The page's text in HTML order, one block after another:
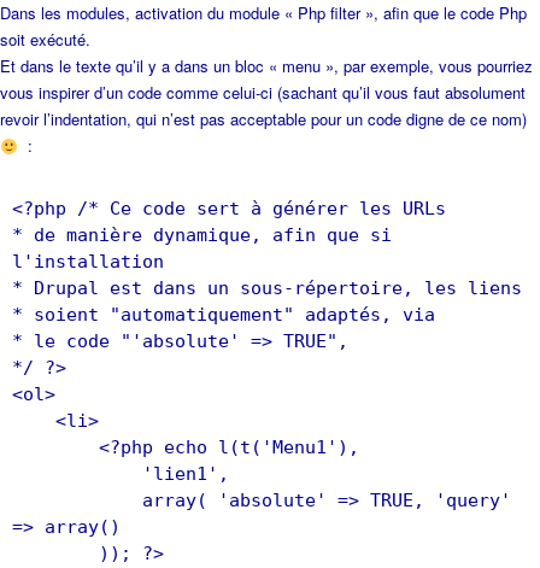
Dans les modules, activation du module « Php filter », afin que le code Php
soit exécuté.
Et dans le texte qu’il y a dans un bloc « menu », par exemple, vous pourriez
vous inspirer d’un code comme celui-ci (sachant qu’il vous faut absolument
revoir l’indentation, qui n’est pas acceptable pour un code digne de ce nom)
:
<?php /* Ce code sert à générer les URLs
* de manière dynamique, afin que si
l'installation
* Drupal est dans un sous-répertoire, les liens
* soient "automatiquement" adaptés, via
* le code "'absolute' => TRUE",
*/ ?>
<ol>
<li>
<?php echo l(t('Menu1'),
'lien1',
array( 'absolute' => TRUE, 'query'
=> array()
)); ?>